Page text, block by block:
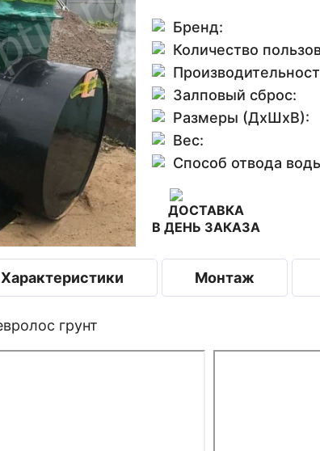
Бренд:
Количество
Залповый сброс:
Размеры (ДхШхВ):
Вес:
Способ отвода
ДОСТАВКА
В ДЕНЬ ЗАКАЗА
Характеристики Монтаж